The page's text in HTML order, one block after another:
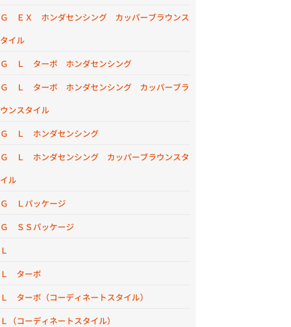
Ｇ ＥＸ ホンダセンシング カッパーブラウンス
タイル
Ｇ Ｌ ターボ ホンダセンシング
Ｇ Ｌ ターボ ホンダセンシング カッパーブラ
ウンスタイル
Ｇ Ｌ ホンダセンシング
Ｇ Ｌ ホンダセンシング カッパーブラウンスタ
イル
Ｇ Ｌパッケージ
Ｇ ＳＳパッケージ
Ｌ
Ｌ ターボ
Ｌ ターボ（コーディネートスタイル）
Ｌ（コーディネートスタイル）